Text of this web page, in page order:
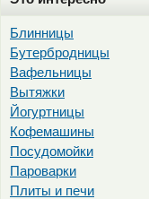
Блинницы
Бутербродницы
Вафельницы
Вытяжки
Йогуртницы
Кофемашины
Посудомойки
Пароварки
Плиты и печи